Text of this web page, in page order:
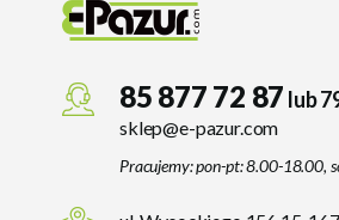
85 877 72 87 lub
sklep@e-pazur.com
Pracujemy: pon-pt: 8.00-18.00,